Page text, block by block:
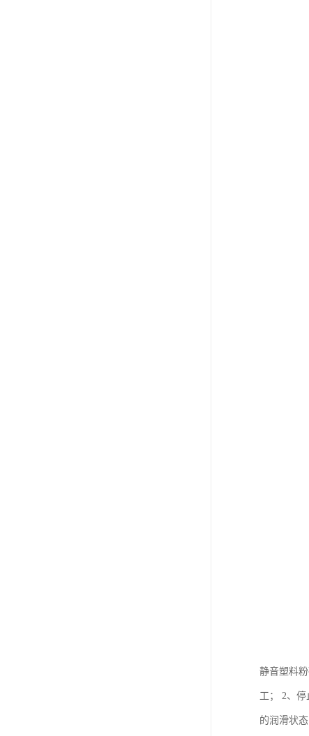
静音塑料
工； 2、
的润滑状